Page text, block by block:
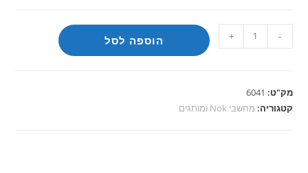
של
Asus
I5-
-
+ הוספה לסל
מק"ט: 6041
קטגוריה: מחשבי Nok ומותגים